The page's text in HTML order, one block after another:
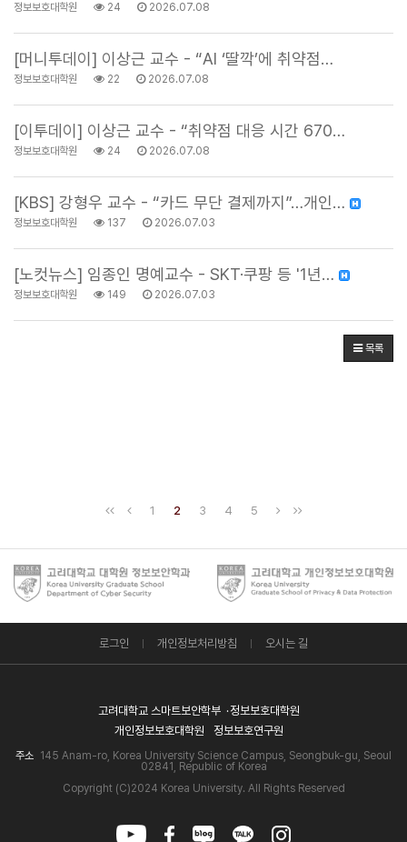
정보보호대학원 24 2026.07.08
[머니투데이] 이상근 교수 - “AI ‘딸깍’에 취약점…
정보보호대학원 22 2026.07.08
[이투데이] 이상근 교수 - “취약점 대응 시간 670…
정보보호대학원 24 2026.07.08
[KBS] 강형우 교수 - “카드 무단 결제까지”…개인…
정보보호대학원 137 2026.07.03
[노컷뉴스] 임종인 명예교수 - SKT·쿠팡 등 '1년…
정보보호대학원 149 2026.07.03
목록
1 2 3 4 5
로그인 개인정보처리방침 오시는 길
고려대학교 스마트보안학부
정보보호대학원
개인정보보호대학원
정보보호연구원
주소 145 Anam-ro, Korea University Science Campus, Seongbuk-gu, Seoul
02841, Republic of Korea
Copyright (C)2024 Korea University. All Rights Reserved